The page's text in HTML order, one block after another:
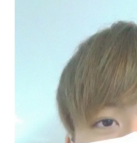
Copyright © Technos